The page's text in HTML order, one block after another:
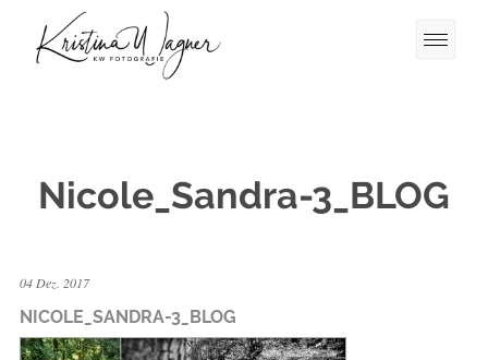
Nicole_Sandra-3_BLOG
04 Dez. 2017
NICOLE_SANDRA-3_BLOG